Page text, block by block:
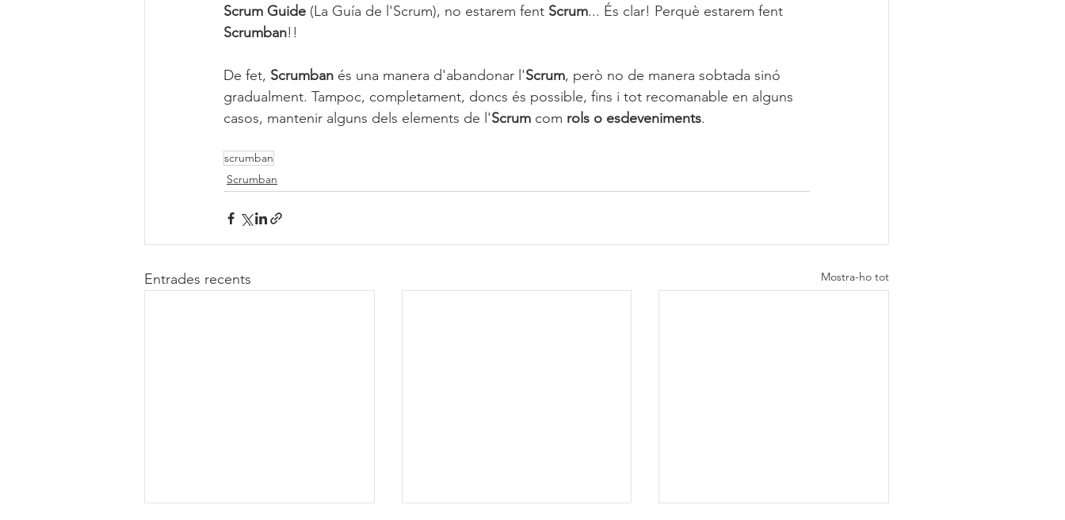
Scrum Guide (La Guía de l'Scrum), no estarem fent Scrum... És clar! Perquè estarem fent
Scrumban!!
De fet, Scrumban és una manera d'abandonar l'Scrum, però no de manera sobtada sinó
gradualment. Tampoc, completament, doncs és possible, fins i tot recomanable en alguns
casos, mantenir alguns dels elements de l'Scrum com rols o esdeveniments.
scrumban
Scrumban
Entrades recents Mostra-ho tot